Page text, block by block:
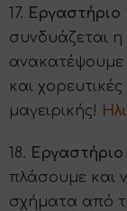
17. Εργαστήριο
συνδυάζεται η
ανακατέψουμε
και
μαγειρικής!
18.
πλάσουμε και
σχήματα από